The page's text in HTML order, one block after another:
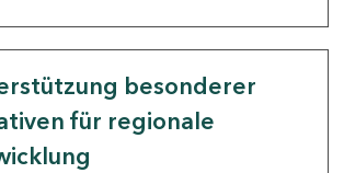
besonderer
für regionale